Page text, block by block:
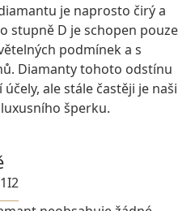
je naprosto čirý a
stupně D je schopen pouze
podmínek a s
Diamanty tohoto odstínu
ale stále častěji je naši
šperku.
I2